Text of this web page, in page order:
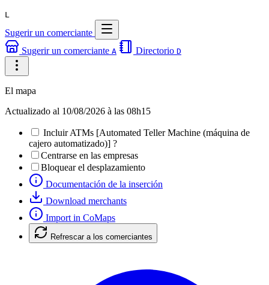
L
Sugerir un comerciante
Sugerir un comerciante A Directorio D
El mapa
Actualizado al 10/08/2026 à las 08h15
IncluirATMs
?
Centrarse en las empresas
Bloquear el desplazamiento
Documentación de la inserción
Download merchants
Import in CoMaps
Refrescar a los comerciantes